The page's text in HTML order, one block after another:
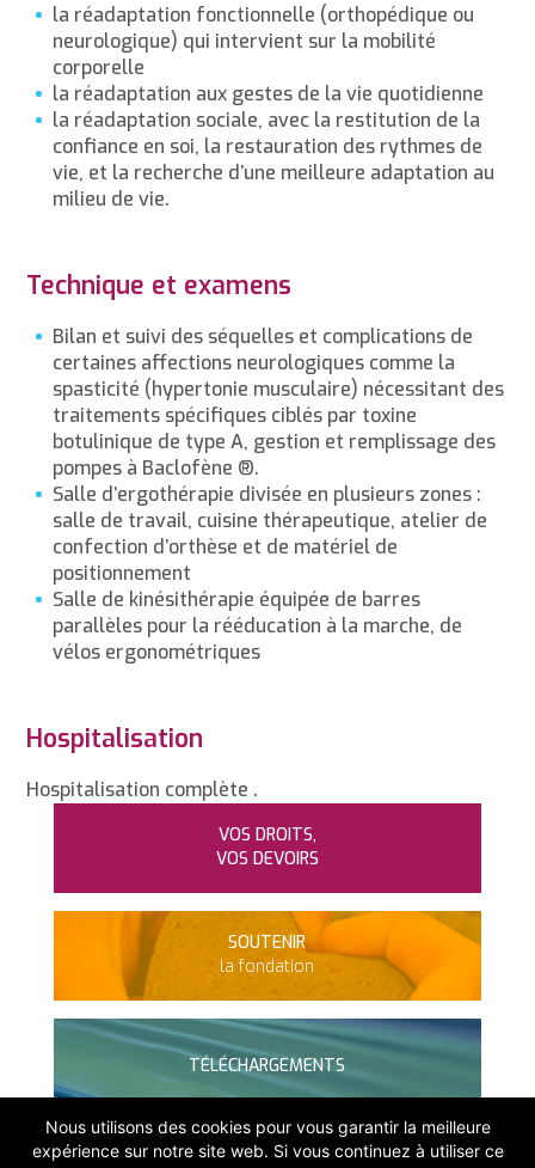
la réadaptation fonctionnelle (orthopédique ou
neurologique) qui intervient sur la mobilité
corporelle
la réadaptation aux gestes de la vie quotidienne
la réadaptation sociale, avec la restitution de la
confiance en soi, la restauration des rythmes de
vie, et la recherche d’une meilleure adaptation au
milieu de vie.
Technique et examens
Bilan et suivi des séquelles et complications de
certaines affections neurologiques comme la
spasticité (hypertonie musculaire) nécessitant des
traitements spécifiques ciblés par toxine
botulinique de type A, gestion et remplissage des
pompes à Baclofène ®.
Salle d’ergothérapie divisée en plusieurs zones :
salle de travail, cuisine thérapeutique, atelier de
confection d’orthèse et de matériel de
positionnement
Salle de kinésithérapie équipée de barres
parallèles pour la rééducation à la marche, de
vélos ergonométriques
Hospitalisation
Hospitalisation complète .
VOS DROITS,
VOS DEVOIRS
SOUTENIR
la fondation
TÉLÉCHARGEMENTS
300 rue du Manet
Nous utilisons des cookies pour vous garantir la meilleure
expérience sur notre site web. Si vous continuez à utiliser ce